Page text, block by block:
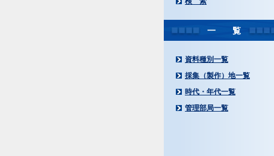
一 覧
資料種別一覧
採集（製作）地一覧
時代・年代一覧
管理部局一覧